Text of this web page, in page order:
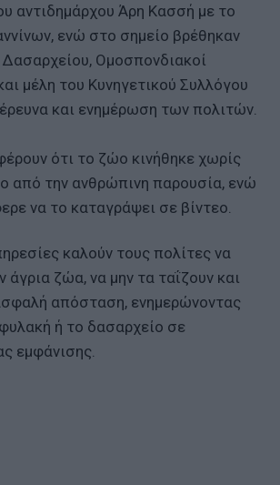
αντιδημάρχου Άρη Κασσή με το
ενώ στο σημείο βρέθηκαν
Ομοσπονδιακοί
μέλη του Κυνηγετικού Συλλόγου
και ενημέρωση των πολιτών.
ότι το ζώο κινήθηκε χωρίς
από την ανθρώπινη παρουσία, ενώ
να το καταγράψει σε βίντεο.
καλούν τους πολίτες να
άγρια ζώα, να μην τα ταΐζουν και
απόσταση, ενημερώνοντας
ή το δασαρχείο σε
εμφάνισης.